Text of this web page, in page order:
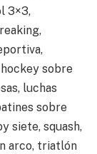
3×3,
sobre
luchas
sobre
siete, squash,
arco, triatlón